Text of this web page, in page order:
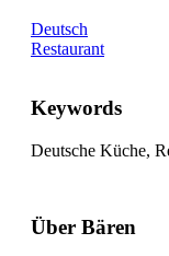
Deutsch
Restaurant
Keywords
Deutsche Küche,
Über Bären